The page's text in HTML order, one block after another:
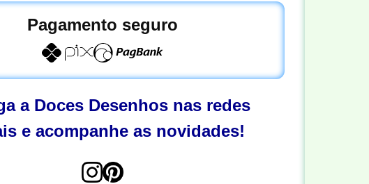
Pagamento seguro
a Doces Desenhos nas redes
e acompanhe as novidades!